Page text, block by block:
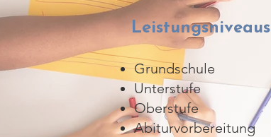
Leistungsniveaus
Grundschule
Unterstufe
Oberstufe
Abiturvorbereitung